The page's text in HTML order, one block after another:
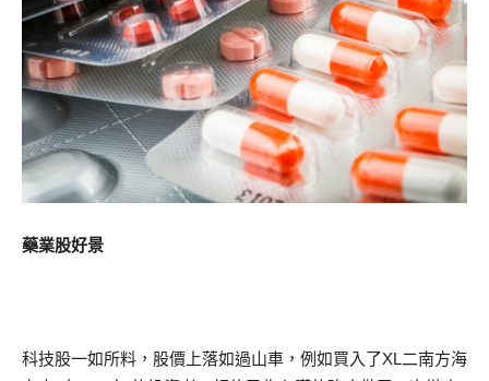
藥業股好景
科技股一如所料，股價上落如過山車，例如買入了XL二南方海